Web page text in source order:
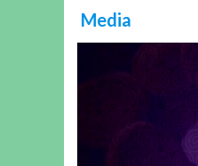
Media